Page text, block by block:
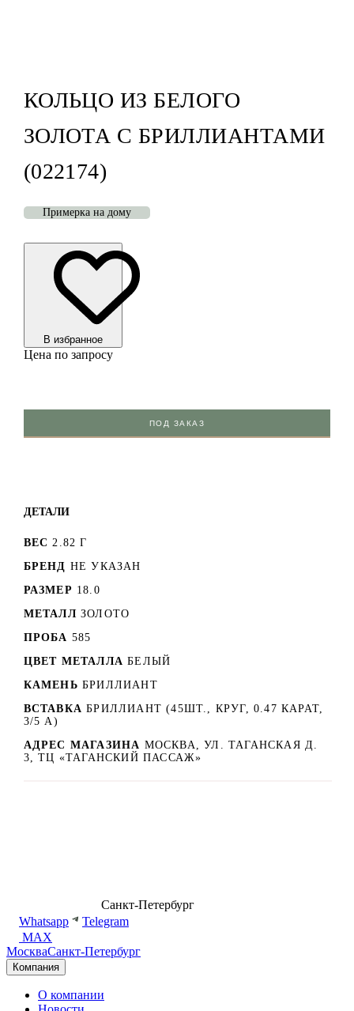
КОЛЬЦО ИЗ БЕЛОГО
ЗОЛОТА С БРИЛЛИАНТАМИ
(022174)
Примерка на дому
В избранноe
Цена по запросу
ПОД ЗАКАЗ
ДЕТАЛИ
ВЕС 2.82 Г
БРЕНД НЕ УКАЗАН
РАЗМЕР 18.0
МЕТАЛЛ ЗОЛОТО
ПРОБА 585
ЦВЕТ МЕТАЛЛА БЕЛЫЙ
КАМЕНЬ БРИЛЛИАНТ
ВСТАВКА БРИЛЛИАНТ (45ШТ., КРУГ, 0.47 КАРАТ,
3/5 А)
АДРЕС МАГАЗИНА МОСКВА, УЛ. ТАГАНСКАЯ Д.
3, ТЦ «ТАГАНСКИЙ ПАССАЖ»
Санкт-Петербург
Whatsapp
Telegram
MAX
МоскваСанкт-Петербург
Компания
О компании